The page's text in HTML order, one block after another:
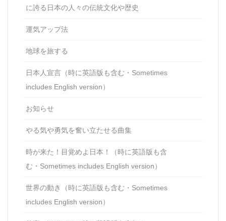
に誇る日本の人々の伝統文化や歴史
運気アップ法
地球を旅する
日本人宣言（時に英語版も含む・Sometimes
includes English version）
お知らせ
やる気や勇気を奮い立たせる曲集
時が来た！目覚めよ日本！（時に英語版も含
む・Sometimes includes English version）
世界の動き（時に英語版も含む・Sometimes
includes English version）